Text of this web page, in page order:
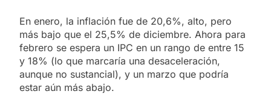
En enero, la inflación fue de 20,6%, alto, pero
más bajo que el 25,5% de diciembre. Ahora para
febrero se espera un IPC en un rango de entre 15
y 18% (lo que marcaría una desaceleración,
aunque no sustancial), y un marzo que podría
estar aún más abajo.